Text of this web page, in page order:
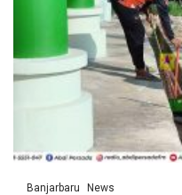
Banjarbaru News